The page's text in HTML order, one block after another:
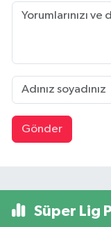
Gönder
Süper Lig